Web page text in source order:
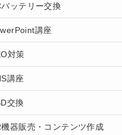
バッテリー交換
講座
対策
講座
交換
機器販売・コンテンツ作成